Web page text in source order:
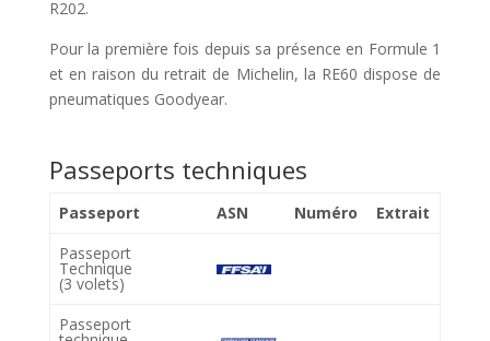
R202.
Pour la première fois depuis sa présence en Formule 1
et en raison du retrait de Michelin, la RE60 dispose de
pneumatiques Goodyear.
Passeports techniques
Passeport ASN Numéro
Extrait
Passeport
Technique
(3 volets)
Passeport